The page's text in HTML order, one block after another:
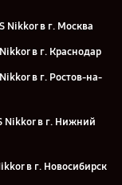
Nikkor в г. Москва
в г. Краснодар
в г. Ростов-на-
Nikkor в г. Нижний
в г. Новосибирск